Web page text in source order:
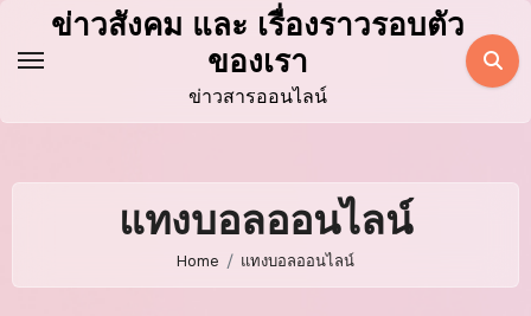
ข่าวสังคม และ เรื่องราวรอบตัว
ของเรา
ข่าวสารออนไลน์
แทงบอลออนไลน์
Home แทงบอลออนไลน์